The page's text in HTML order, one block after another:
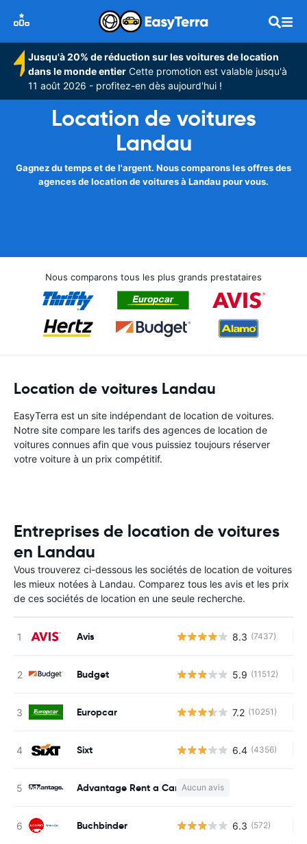
Jusqu'à 20% de réduction sur les voitures de location
dans le monde entier Cette promotion est valable jusqu'à
11 août 2026 - profitez-en dès aujourd'hui !
Location de voitures
Landau
Gagnez du temps et de l'argent. Nous comparons les offres des
agences de location de voitures à Landau pour vous.
Nous comparons tous les plus grands prestataires
Location de voitures Landau
EasyTerra est un site indépendant de location de voitures.
Notre site compare les tarifs des agences de location de
voitures connues afin que vous puissiez toujours réserver
votre voiture à un prix compétitif.
Entreprises de location de voitures
en Landau
Vous trouverez ci-dessous les sociétés de location de voitures
les mieux notées à Landau. Comparez tous les avis et les prix
de ces sociétés de location en une seule recherche.
Avis 8.3 (7437)
Budget 5.9 (11512)
Europcar 7.2 (10251)
Sixt 6.4 (4356)
Advantage Rent a Car Aucun avis
Buchbinder 6.3 (572)